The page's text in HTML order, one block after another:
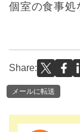
個室の食事処
Share:
メールに転送